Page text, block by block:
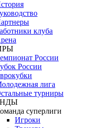
клуба
России
России
лига
турниры
суперлиги
Игроки